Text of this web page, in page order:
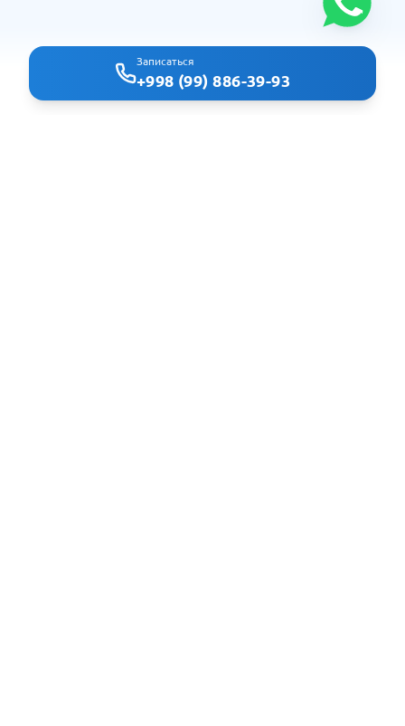
Записаться
+998 (99) 886-39-93